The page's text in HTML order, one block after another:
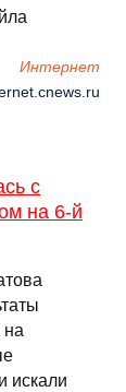
Интернет
с
на 6-й
на
искали